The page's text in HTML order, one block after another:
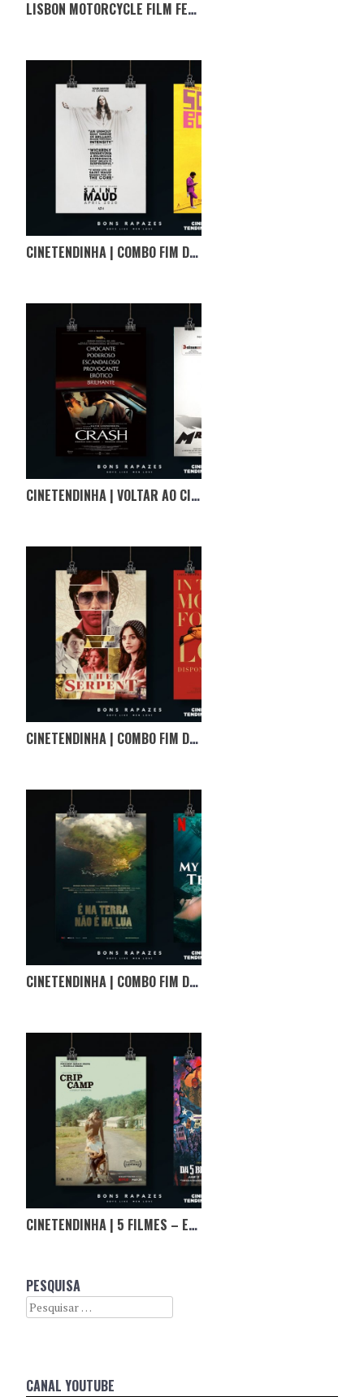
LISBON MOTORCYCLE FILM FEST 2021 | O REGRESSO
CINETENDINHA | COMBO FIM DE SEMANA
CINETENDINHA | VOLTAR AO CINEMA COM CÓPIAS RESTAURADAS
CINETENDINHA | COMBO FIM DE SEMANA
CINETENDINHA | COMBO FIM DE SEMANA
CINETENDINHA | 5 FILMES – ESPECIAL ÓSCARES
PESQUISA
Search
CANAL YOUTUBE